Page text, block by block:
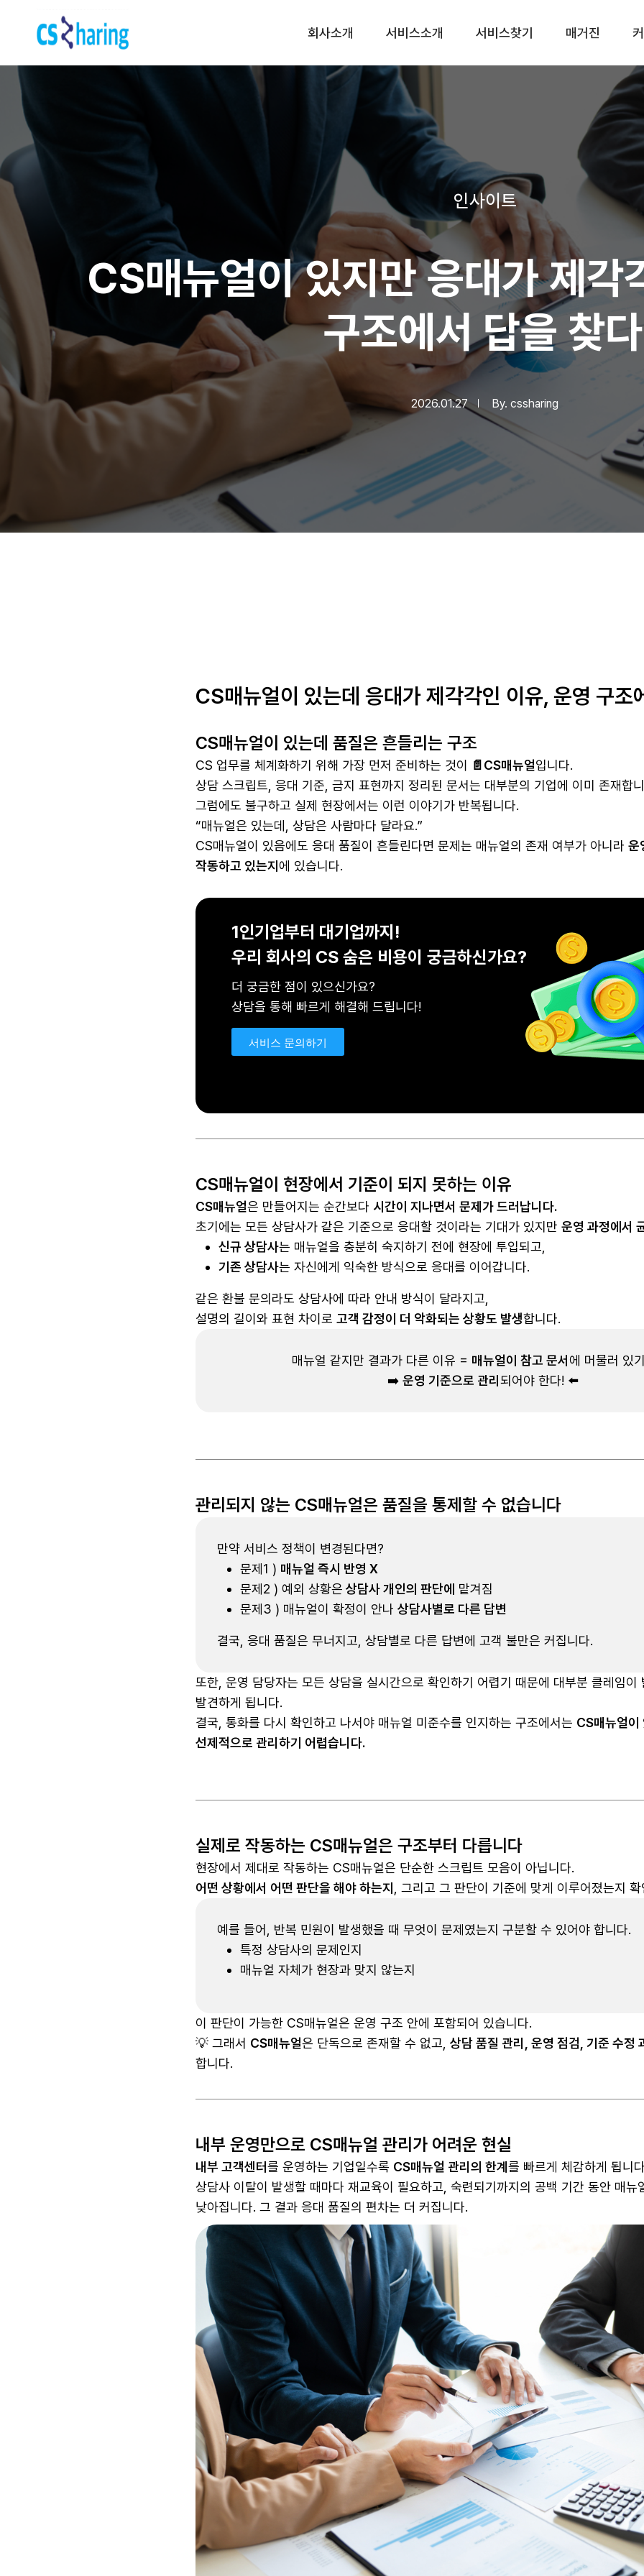
회사소개 서비스소개
CS 토탈서비스
CS 전담 서비스
CS 쉐어링 서비스
CS 시간제 서비스
프리미엄(CX) 서비
운영 진단 서비스
리뷰 관리 서비스
VOC 관리 서비스
상담품질 관리 서비스
챗봇 설계 서비스
서비스찾기 매거진
인사이트
CS매뉴얼이 있지만 응대가 제각
구조에서 답을 찾다
2026.01.27 By. cssharing
CS매뉴얼이 있는데 응대가 제각각인 이유, 운영 구조
CS매뉴얼이 있는데 품질은 흔들리는 구조
CS 업무를 체계화하기 위해 가장 먼저 준비하는 것이 📄CS매뉴얼입니다.
상담 스크립트, 응대 기준, 금지 표현까지 정리된 문서는 대부분의 기업에 이미 존재합
그럼에도 불구하고 실제 현장에서는 이런 이야기가 반복됩니다.
“매뉴얼은 있는데, 상담은 사람마다 달라요.”
CS매뉴얼이 있음에도 응대 품질이 흔들린다면 문제는 매뉴얼의 존재 여부가 아니라 운
작동하고 있는지 에 있습니다.
1인기업부터 대기업까지!
우리 회사의 CS 숨은 비용이 궁금하신가요?
더 궁금한 점이 있으신가요?
상담을 통해 빠르게 해결해 드립니다!
서비스 문의하기
CS매뉴얼이 현장에서 기준이 되지 못하는 이유
CS매뉴얼은 만들어지는 순간보다 시간이 지나면서 문제가 드러납니다.
초기에는 모든 상담사가 같은 기준으로 응대할 것이라는 기대가 있지만 운영 과정에서
신규 상담사는 매뉴얼을 충분히 숙지하기 전에 현장에 투입되고,
기존 상담사는 자신에게 익숙한 방식으로 응대를 이어갑니다.
같은 환불 문의라도 상담사에 따라 안내 방식이 달라지고,
설명의 길이와 표현 차이로 고객 감정이 더 악화되는 상황도 발생합니다.
매뉴얼 같지만 결과가 다른 이유 = 매뉴얼이 참고 문서 에 머물러 있
➡️ 운영 기준으로 관리 되어야 한다! ⬅️
관리되지 않는 CS매뉴얼은 품질을 통제할 수 없습니다
만약 서비스 정책이 변경된다면?
문제1 ) 매뉴얼 즉시 반영 X
문제2 ) 예외 상황은 상담사 개인의 판단에 맡겨짐
문제3 ) 매뉴얼이 확정이 안나 상담사별로 다른 답변
결국, 응대 품질은 무너지고, 상담별로 다른 답변에 고객 불만은 커집니다.
또한, 운영 담당자는 모든 상담을 실시간으로 확인하기 어렵기 때문에 대부분 클레임이
발견하게 됩니다.
결국, 통화를 다시 확인하고 나서야 매뉴얼 미준수를 인지하는 구조에서는 CS매뉴얼이
선제적으로 관리하기 어렵습니다.
실제로 작동하는 CS매뉴얼은 구조부터 다릅니다
현장에서 제대로 작동하는 CS매뉴얼은 단순한 스크립트 모음이 아닙니다.
어떤 상황에서 어떤 판단을 해야 하는지
, 그리고 그 판단이 기준에 맞게 이루어졌는지
예를 들어, 반복 민원이 발생했을 때 무엇이 문제였는지 구분할 수 있어야 합니다.
특정 상담사의 문제인지
매뉴얼 자체가 현장과 맞지 않는지
이 판단이 가능한 CS매뉴얼은 운영 구조 안에 포함되어 있습니다.
💡 그래서 CS매뉴얼은 단독으로 존재할 수 없고, 상담 품질 관리, 운영 점검, 기준 수정
합니다.
내부 운영만으로 CS매뉴얼 관리가 어려운 현실
내부 고객센터를 운영하는 기업일수록 CS매뉴얼 관리의 한계 를 빠르게 체감하게 됩니
상담사 이탈이 발생할 때마다 재교육이 필요하고, 숙련되기까지의 공백 기간 동안 매뉴
낮아집니다. 그 결과 응대 품질의 편차는 더 커집니다.